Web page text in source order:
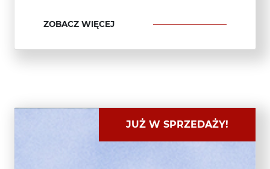
ZOBACZ WIĘCEJ
JUŻ W SPRZEDAŻY!